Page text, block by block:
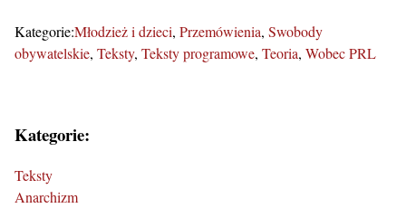
Kategorie:Młodzież i dzieci Przemówienia Swobody
obywatelskie Teksty Teksty programowe Teoria Wobec PRL
Kategorie:
Teksty
Anarchizm